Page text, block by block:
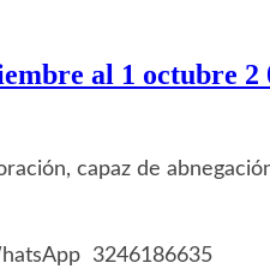
al 1 octubre 2
capaz de
3246186635